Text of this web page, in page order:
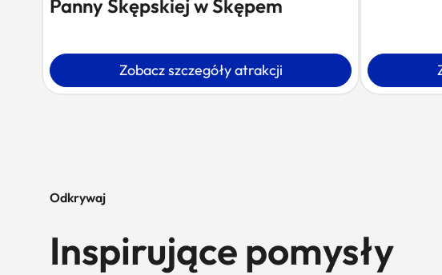
Panny Skępskiej w Skępem
Zobacz szczegóły atrakcji
Odkrywaj
Inspirujące pomysły